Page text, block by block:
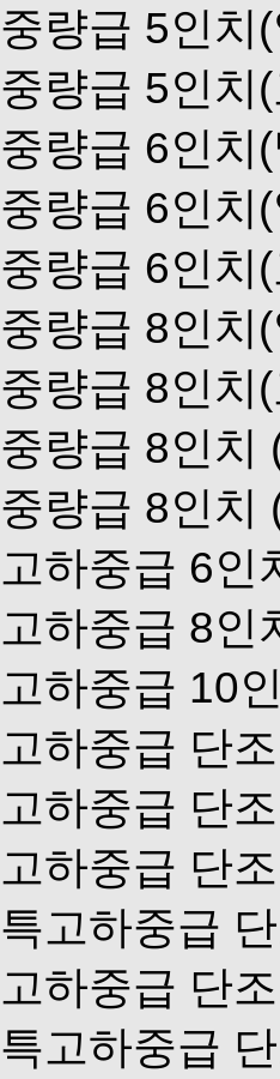
중량급 5인치
중량급 5인치
중량급 6인치
중량급 6인치
중량급 6인치
중량급 8인치
중량급 8인치
중량급 8인치
중량급 8인치
고하중급 6인
고하중급 8인
고하중급 10
고하중급 단
고하중급 단
고하중급 단
특고하중급
고하중급 단
특고하중급